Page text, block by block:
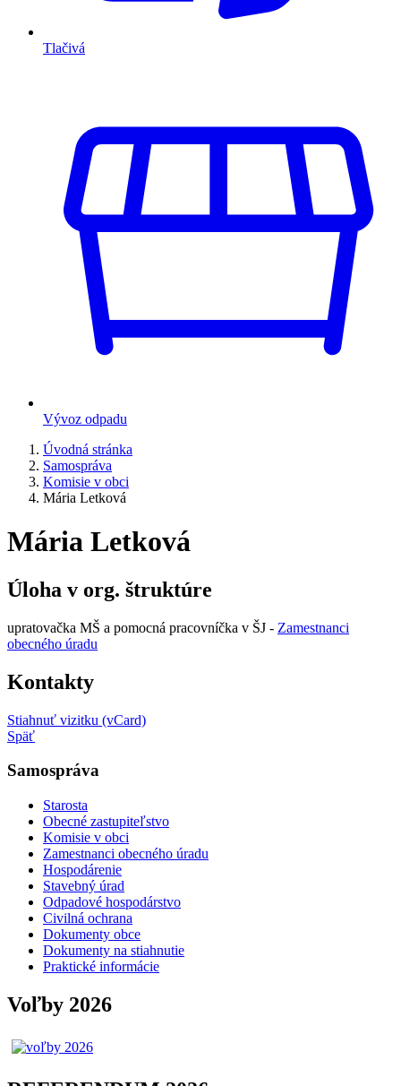
Tlačivá
Vývoz odpadu
Úvodná stránka
Samospráva
Komisie v obci
Mária Letková
Mária Letková
Úloha v org. štruktúre
upratovačka MŠ a pomocná pracovníčka v ŠJ - Zamestnanci
obecného úradu
Kontakty
Stiahnuť vizitku (vCard)
Späť
Samospráva
Starosta
Obecné zastupiteľstvo
Komisie v obci
Zamestnanci obecného úradu
Hospodárenie
Stavebný úrad
Odpadové hospodárstvo
Civilná ochrana
Dokumenty obce
Dokumenty na stiahnutie
Praktické informácie
Voľby 2026